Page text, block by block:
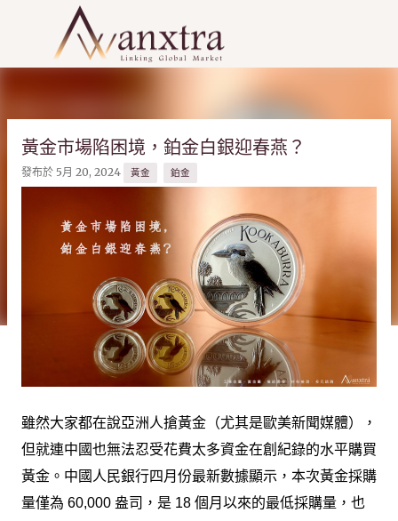
跳到主要內容
黃金市場陷困境，鉑金白銀迎春燕？
發布於 5月 20, 2024 黃金 鉑金
雖然大家都在說亞洲人搶黃金（尤其是歐美新聞媒體），
但就連中國也無法忍受花費太多資金在創紀錄的水平購買
黃金。中國人民銀行四月份最新數據顯示，本次黃金採購
量僅為 60,000 盎司，是 18 個月以來的最低採購量，也